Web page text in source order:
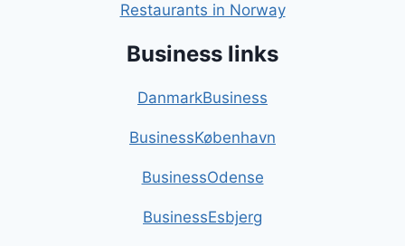
Restaurants in Norway
Business links
DanmarkBusiness
BusinessKøbenhavn
BusinessOdense
BusinessEsbjerg